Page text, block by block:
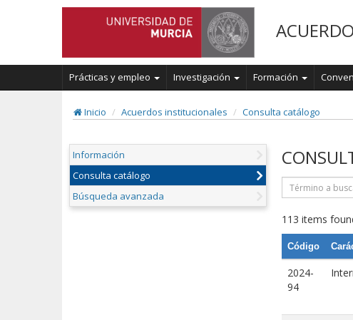
Prácticas y empleo Investigación Formación
Inicio Acuerdos institucionales Consulta catálogo
Información
Consulta catálogo
Búsqueda avanzada
113 items
Código
2024-
94